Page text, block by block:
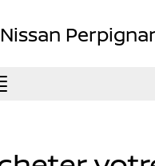
Nissan